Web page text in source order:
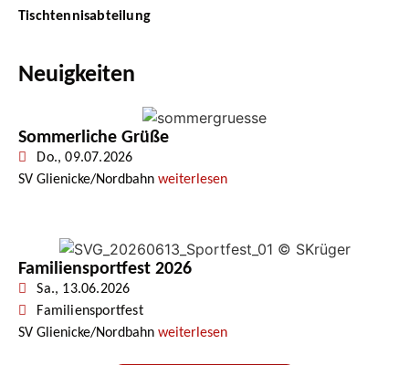
Tischtennisabteilung
Neuigkeiten
Sommerliche Grüße
Do., 09.07.2026
SV Glienicke/Nordbahn weiterlesen
Familiensportfest 2026
Sa., 13.06.2026
Familiensportfest
SV Glienicke/Nordbahn weiterlesen